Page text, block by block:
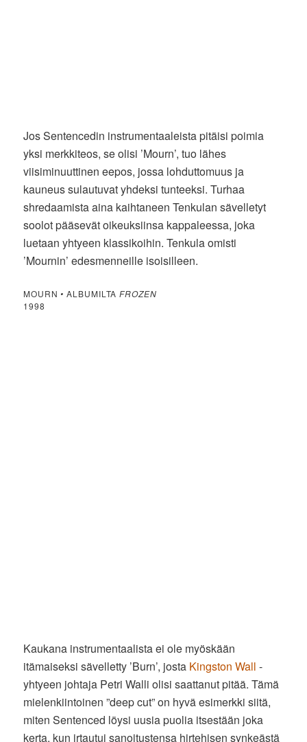
Jos Sentencedin instrumentaaleista pitäisi poimia
yksi merkkiteos, se olisi ’Mourn’, tuo lähes
viisiminuuttinen eepos, jossa lohduttomuus ja
kauneus sulautuvat yhdeksi tunteeksi. Turhaa
shredaamista aina kaihtaneen Tenkulan sävelletyt
soolot pääsevät oikeuksiinsa kappaleessa, joka
luetaan yhtyeen klassikoihin. Tenkula omisti
’Mournin’ edesmenneille isoisilleen.
MOURN • ALBUMILTAFROZEN
1998
Kaukana instrumentaalista ei ole myöskään
itämaiseksi sävelletty ’Burn’, josta Kingston Wall -
yhtyeen johtaja Petri Walli olisi saattanut pitää. Tämä
mielenkiintoinen ”deep cut” on hyvä esimerkki siitä,
miten Sentenced löysi uusia puolia itsestään joka
kerta, kun irtautui sanoitustensa hirtehisen synkeästä